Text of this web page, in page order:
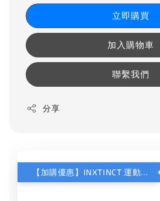
立即購買
加入購物車
聯繫我們
分享
【加購優惠】INXTINCT 運動款鞋墊